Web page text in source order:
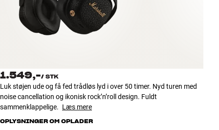
INSPIRATION
NYHEDER
TILBUD
1.549,-/ STK
Luk støjen ude og få fed trådløs lyd i over 50 timer. Nyd turen med
noise cancellation og ikonisk rock’n’roll design. Fuldt
sammenklappelige. Læs mere
OPLYSNINGER OM OPLADER